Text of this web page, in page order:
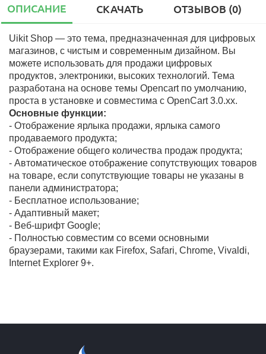
ОПИСАНИЕ СКАЧАТЬ ОТЗЫВОВ (0)
Uikit Shop — это тема, предназначенная для цифровых
магазинов, с чистым и современным дизайном. Вы
можете использовать для продажи цифровых
продуктов, электроники, высоких технологий. Тема
разработана на основе темы Opencart по умолчанию,
проста в установке и совместима с OpenCart 3.0.xx.
Основные функции:
- Отображение ярлыка продажи, ярлыка самого
продаваемого продукта;
- Отображение общего количества продаж продукта;
- Автоматическое отображение сопутствующих товаров
на товаре, если сопутствующие товары не указаны в
панели администратора;
- Бесплатное использование;
- Адаптивный макет;
- Веб-шрифт Google;
- Полностью совместим со всеми основными
браузерами, такими как Firefox, Safari, Chrome, Vivaldi,
Internet Explorer 9+.